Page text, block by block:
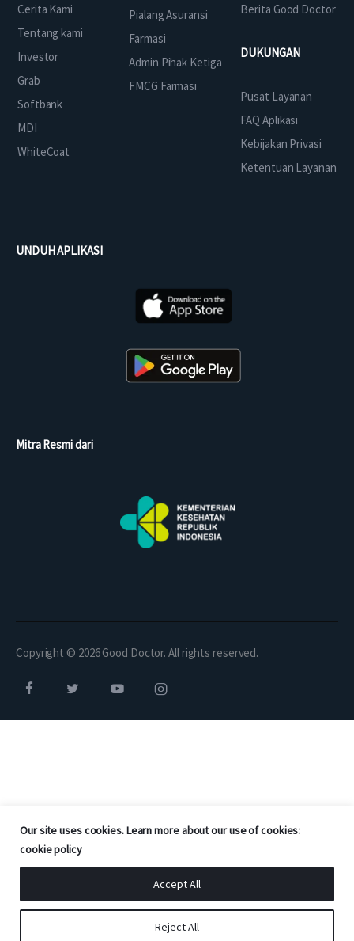
Our site uses cookies. Learn more about our use of cookies:
cookie policy
Reject All
Accept All
Cerita Kami
Tentang kami
Investor
Grab
Softbank
MDI
WhiteCoat
Pialang Asuransi
Farmasi
Admin Pihak Ketiga
FMCG Farmasi
Berita Good Doctor
DUKUNGAN
Pusat Layanan
FAQ Aplikasi
Kebijakan Privasi
Ketentuan Layanan
UNDUH APLIKASI
Mitra Resmi dari
Copyright © 2026 Good Doctor. All rights reserved.